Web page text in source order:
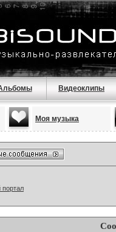
Видеоклипы
Моя музыка